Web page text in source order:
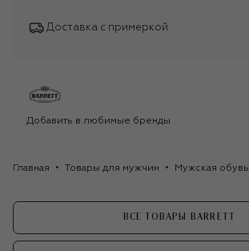
Доставка с примеркой
Добавить в любимые бренды
Главная Товары для мужчин Мужская обувь
ВСЕ ТОВАРЫ BARRETT